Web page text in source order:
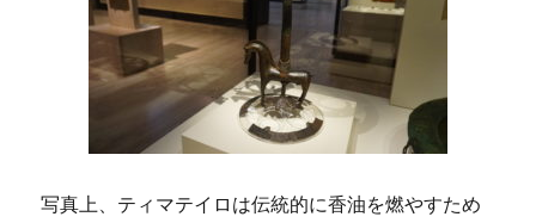
写真上、ティマテイロは伝統的に香油を燃やすため